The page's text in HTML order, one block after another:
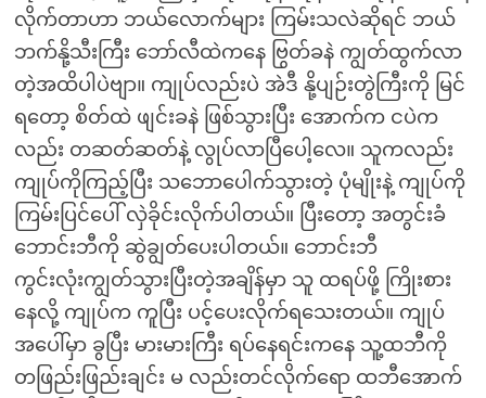
လိုက်တာဟာ ဘယ်လောက်များ ကြမ်းသလဲဆိုရင် ဘယ်
ဘက်နို့သီးကြီး ဘော်လီထဲကနေ ဗြွတ်ခနဲ ကျွတ်ထွက်လာ
တဲ့အထိပါပဲဗျာ။ ကျုပ်လည်းပဲ အဲဒီ နို့ပျဉ်းတွဲကြီးကို မြင်
ရတော့ စိတ်ထဲ ဖျင်းခနဲ ဖြစ်သွားပြီး အောက်က ငပဲက
လည်း တဆတ်ဆတ်နဲ့ လွုပ်လာပြီပေါ့လေ။ သူကလည်း
ကျုပ်ကိုကြည့်ပြီး သဘောပေါက်သွားတဲ့ ပုံမျိုးနဲ့ ကျုပ်ကို
ကြမ်းပြင်ပေါ် လှဲခိုင်းလိုက်ပါတယ်။ ပြီးတော့ အတွင်းခံ
ဘောင်းဘီကို ဆွဲချွတ်ပေးပါတယ်။ ဘောင်းဘီ
ကွင်းလုံးကျွတ်သွားပြီးတဲ့အချိန်မှာ သူ ထရပ်ဖို့ ကြိုးစား
နေလို့ ကျုပ်က ကူပြီး ပင့်ပေးလိုက်ရသေးတယ်။ ကျုပ်
အပေါ်မှာ ခွပြီး မားမားကြီး ရပ်နေရင်းကနေ သူ့ထဘီကို
တဖြည်းဖြည်းချင်း မ လည်းတင်လိုက်ရော ထဘီအောက်